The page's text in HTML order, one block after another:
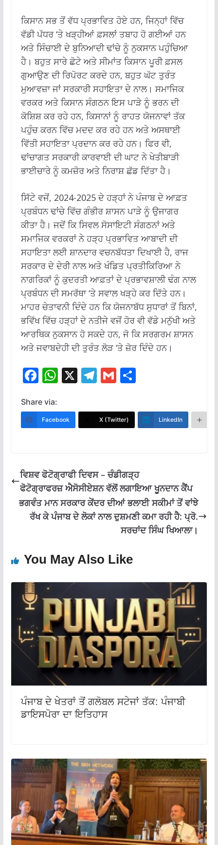
ਕਿਸਾਨ ਸਭ ਤੋਂ ਵੱਧ ਪ੍ਰਭਾਵਿਤ ਹੋਏ ਹਨ, ਜਿਨ੍ਹਾਂ ਵਿੱਚ
ਵੱਡੀ ਪੱਧਰ ‘ਤੇ ਖੜ੍ਹੀਆਂ ਫ਼ਸਲਾਂ ਤਬਾਹ ਹੋ ਗਈਆਂ ਹਨ
ਅਤੇ ਸਿੰਚਾਈ ਦੇ ਬੁਨਿਆਦੀ ਢਾਂਚੇ ਨੂੰ ਨੁਕਸਾਨ ਪਹੁੰਚਿਆ
ਹੈ। ਬਹੁਤ ਸਾਰੇ ਛੋਟੇ ਅਤੇ ਸੀਮਾਂਤ ਕਿਸਾਨ ਪੂਰੀ ਫ਼ਸਲ
ਗੁਆਉਣ ਦੀ ਰਿਪੋਰਟ ਕਰਦੇ ਹਨ, ਬਹੁਤ ਘੱਟ ਤੁਰੰਤ
ਮੁਆਵਜ਼ਾ ਜਾਂ ਸਰਕਾਰੀ ਸਹਾਇਤਾ ਦੇ ਨਾਲ। ਸਮਾਜਿਕ
ਵਰਕਰ ਅਤੇ ਕਿਸਾਨ ਸੰਗਠਨ ਇਸ ਪਾੜੇ ਨੂੰ ਭਰਨ ਦੀ
ਕੋਸ਼ਿਸ਼ ਕਰ ਰਹੇ ਹਨ, ਕਿਸਾਨਾਂ ਨੂੰ ਰਾਹਤ ਯੋਜਨਾਵਾਂ ਤੱਕ
ਪਹੁੰਚ ਕਰਨ ਵਿੱਚ ਮਦਦ ਕਰ ਰਹੇ ਹਨ ਅਤੇ ਅਸਥਾਈ
ਵਿੱਤੀ ਸਹਾਇਤਾ ਪ੍ਰਦਾਨ ਕਰ ਰਹੇ ਹਨ। ਫਿਰ ਵੀ,
ਢਾਂਚਾਗਤ ਸਰਕਾਰੀ ਕਾਰਵਾਈ ਦੀ ਘਾਟ ਨੇ ਖੇਤੀਬਾੜੀ
ਭਾਈਚਾਰੇ ਨੂੰ ਕਮਜ਼ੋਰ ਅਤੇ ਨਿਰਾਸ਼ ਛੱਡ ਦਿੱਤਾ ਹੈ।
ਸਿੱਟੇ ਵਜੋਂ, 2024-2025 ਦੇ ਹੜ੍ਹਾਂ ਨੇ ਪੰਜਾਬ ਦੇ ਆਫ਼ਤ
ਪ੍ਰਬੰਧਨ ਢਾਂਚੇ ਵਿੱਚ ਗੰਭੀਰ ਸ਼ਾਸਨ ਪਾੜੇ ਨੂੰ ਉਜਾਗਰ
ਕੀਤਾ ਹੈ। ਜਦੋਂ ਕਿ ਸਿਵਲ ਸੋਸਾਇਟੀ ਸੰਗਠਨਾਂ ਅਤੇ
ਸਮਾਜਿਕ ਵਰਕਰਾਂ ਨੇ ਹੜ੍ਹ ਪ੍ਰਭਾਵਿਤ ਆਬਾਦੀ ਦੀ
ਸਹਾਇਤਾ ਲਈ ਸ਼ਾਨਦਾਰ ਵਚਨਬੱਧਤਾ ਦਿਖਾਈ ਹੈ, ਰਾਜ
ਸਰਕਾਰ ਦੇ ਦੇਰੀ ਨਾਲ ਅਤੇ ਖੰਡਿਤ ਪ੍ਰਤੀਕਿਰਿਆ ਨੇ
ਨਾਗਰਿਕਾਂ ਨੂੰ ਕੁਦਰਤੀ ਆਫ਼ਤਾਂ ਦੇ ਪ੍ਰਭਾਵਸ਼ਾਲੀ ਢੰਗ ਨਾਲ
ਪ੍ਰਬੰਧਨ ਦੀ ਸਮਰੱਥਾ ‘ਤੇ ਸਵਾਲ ਖੜ੍ਹੇ ਕਰ ਦਿੱਤੇ ਹਨ।
ਮਾਹਰ ਚੇਤਾਵਨੀ ਦਿੰਦੇ ਹਨ ਕਿ ਯੋਜਨਾਬੱਧ ਸੁਧਾਰਾਂ ਤੋਂ ਬਿਨਾਂ,
ਭਵਿੱਖ ਵਿੱਚ ਹੜ੍ਹਾਂ ਦੇ ਨਤੀਜੇ ਵਜੋਂ ਹੋਰ ਵੀ ਵੱਡੇ ਮਨੁੱਖੀ ਅਤੇ
ਆਰਥਿਕ ਨੁਕਸਾਨ ਹੋ ਸਕਦੇ ਹਨ, ਜੋ ਕਿ ਸਰਗਰਮ ਸ਼ਾਸਨ
ਅਤੇ ਜਵਾਬਦੇਹੀ ਦੀ ਤੁਰੰਤ ਲੋੜ ‘ਤੇ ਜ਼ੋਰ ਦਿੰਦੇ ਹਨ।
F
e
b
k
W
at
s
p
X T
e
gr
G
ai
l
S
ar
e
Share via:
Facebook X (Twitter) LinkedIn
ਵਿਸ਼ਵ ਫੋਟੋਗ੍ਰਾਫੀ ਦਿਵਸ – ਚੰਡੀਗੜ੍ਹ
ਫੋਟੋਗ੍ਰਾਫਰਜ਼ ਐਸੋਸੀਏਸ਼ਨ ਵੱਲੋਂ ਲਗਾਇਆ ਖੂਨਦਾਨ ਕੈਂਪ
ਭਗਵੰਤ ਮਾਨ ਸਰਕਾਰ ਕੇਂਦਰ ਦੀਆਂ ਭਲਾਈ ਸਕੀਮਾਂ ਤੋਂ ਵਾਂਝੇ
ਰੱਖ ਕੇ ਪੰਜਾਬ ਦੇ ਲੋਕਾਂ ਨਾਲ ਦੁਸ਼ਮਣੀ ਕਮਾ ਰਹੀ ਹੈ: ਪ੍ਰੋ.
ਸਰਚਾਂਦ ਸਿੰਘ ਖਿਆਲਾ।
You May Also Like
ਪੰਜਾਬ ਦੇ ਖੇਤਰਾਂ ਤੋਂ ਗਲੋਬਲ ਸਟੇਜਾਂ ਤੱਕ: ਪੰਜਾਬੀ
ਡਾਇਸਪੋਰਾ ਦਾ ਇਤਿਹਾਸ